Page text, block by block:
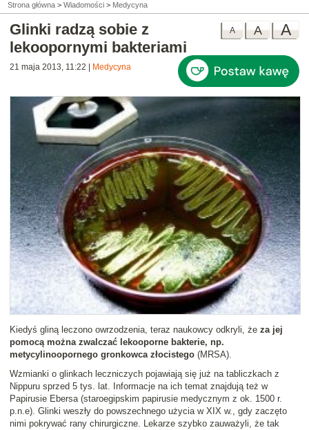
Strona główna > Wiadomości > Medycyna
A
A
A
Glinki radzą sobie z
lekoopornymi bakteriami
21 maja 2013, 11:22 Medycyna
Kiedyś gliną leczono owrzodzenia, teraz naukowcy odkryli, że za jej
pomocą można zwalczać lekooporne bakterie, np.
metycylinoopornego gronkowca złocistego (MRSA).
Wzmianki o glinkach leczniczych pojawiają się już na tabliczkach z
Nippuru sprzed 5 tys. lat. Informacje na ich temat znajdują też w
Papirusie Ebersa (staroegipskim papirusie medycznym z ok. 1500 r.
p.n.e). Glinki weszły do powszechnego użycia w XIX w., gdy zaczęto
nimi pokrywać rany chirurgiczne. Lekarze szybko zauważyli, że tak